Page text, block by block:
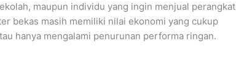
maupun individu yang ingin menjual perangkat
bekas masih memiliki nilai ekonomi yang cukup
hanya mengalami penurunan performa ringan.